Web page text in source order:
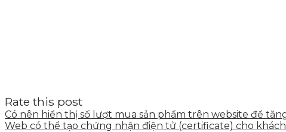
Rate this post
Có nên hiển thị số lượt mua sản phẩm trên website để
Web có thể tạo chứng nhận điện tử (certificate) cho